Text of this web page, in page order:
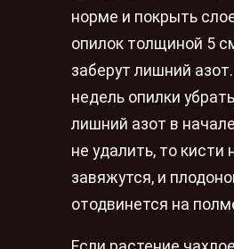
норме и покрыть
опилок толщиной 5
заберут лишний
недель опилки
лишний азот в
не удалить, то кисти
завяжутся, и
отодвинется на